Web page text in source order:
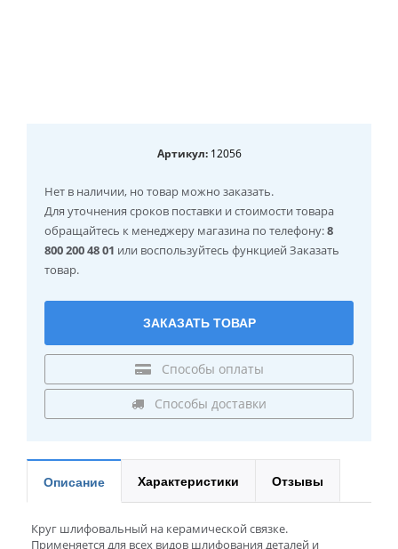
Артикул:12056
Нет в наличии, но товар можно заказать.
Для уточнения сроков поставки и стоимости товара
обращайтесь к менеджеру магазина по телефону:8
800 200 48 01 или воспользуйтесь функцией Заказать
товар.
ЗАКАЗАТЬ ТОВАР
Способы оплаты
Способы доставки
Описание Характеристики Отзывы
Круг шлифовальный на керамической связке.
Применяется для всех видов шлифования деталей и